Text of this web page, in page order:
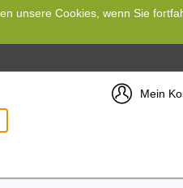
unsere Cookies, wenn Sie
Mein